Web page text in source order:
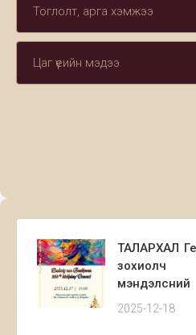
Тоглолт, арга хэмжээ
Цаг үеийн мэдээ
ТАЛАРХАЛ
зохиолч
хүрээнд
2025-12-18